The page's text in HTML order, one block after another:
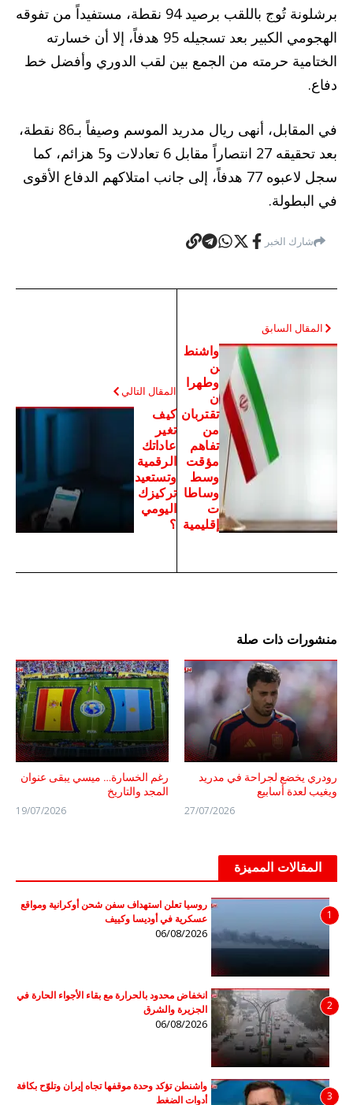
برشلونة تُوج باللقب برصيد 94 نقطة، مستفيداً من تفوقه
الهجومي الكبير بعد تسجيله 95 هدفاً، إلا أن خسارته
الختامية حرمته من الجمع بين لقب الدوري وأفضل خط
دفاع.
في المقابل، أنهى ريال مدريد الموسم وصيفاً بـ86 نقطة،
بعد تحقيقه 27 انتصاراً مقابل 6 تعادلات و5 هزائم، كما
سجل لاعبوه 77 هدفاً، إلى جانب امتلاكهم الدفاع الأقوى
في البطولة.
شارك الخبر
المقال السابق
واشنط
ن
وطهرا
ن
تقتربان
من
تفاهم
مؤقت
وسط
وساطا
ت
إقليمية
المقال التالي
كيف
تغير
عاداتك
الرقمية
وتستعيد
تركيزك
اليومي
؟
منشورات ذات صلة
رودري يخضع لجراحة في مدريد
ويغيب لعدة أسابيع
27/07/2026
رغم الخسارة… ميسي يبقى عنوان
المجد والتاريخ
19/07/2026
المقالات المميزة
1
روسيا تعلن استهداف سفن شحن أوكرانية ومواقع
عسكرية في أوديسا وكييف
06/08/2026
2
انخفاض محدود بالحرارة مع بقاء الأجواء الحارة في
الجزيرة والشرق
06/08/2026
3
واشنطن تؤكد وحدة موقفها تجاه إيران وتلوّح بكافة
أدوات الضغط